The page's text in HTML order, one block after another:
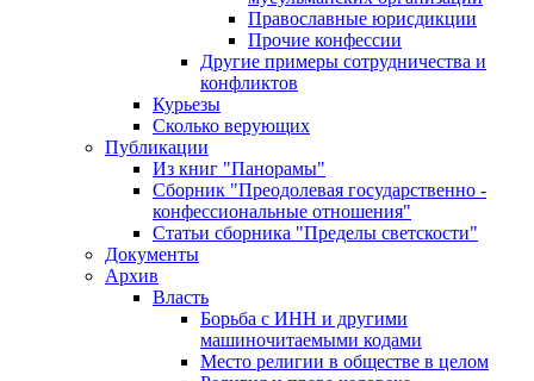
Православные юрисдикции
Прочие конфессии
Другие примеры сотрудничества и
конфликтов
Курьезы
Сколько верующих
Публикации
Из книг "Панорамы"
Сборник "Преодолевая государственно -
конфессиональные отношения"
Статьи сборника "Пределы светскости"
Документы
Архив
Власть
Борьба с ИНН и другими
машиночитаемыми кодами
Место религии в обществе в целом